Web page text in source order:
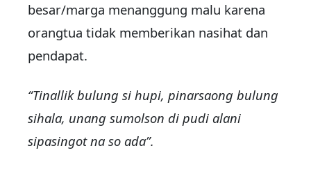
besar/marga menanggung malu karena
orangtua tidak memberikan nasihat dan
pendapat.
“Tinallik bulung si hupi, pinarsaong bulung
sihala, unang sumolson di pudi alani
sipasingot na so ada”.